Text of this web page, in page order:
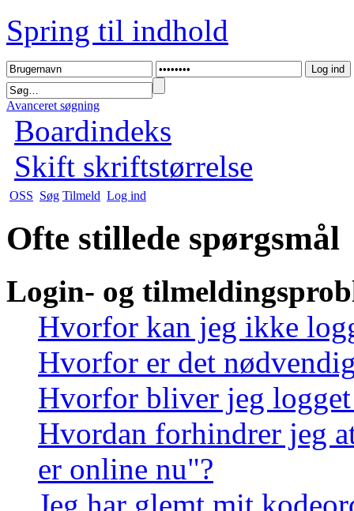
Spring til indhold
Avanceret søgning
Boardindeks
Skift skriftstørrelse
OSS Søg Tilmeld Log ind
Ofte stillede spørgsmål
Login- og
Hvorfor kan jeg ikke
Hvorfor er det
Hvorfor bliver jeg
Hvordan forhindrer jeg
er online nu"?
Jeg har glemt mit